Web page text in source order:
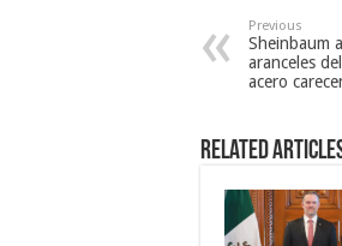
Previous
Sheinbaum
aranceles
acero
Related